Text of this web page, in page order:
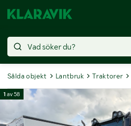
Sålda objekt Lantbruk Traktorer
1 av58